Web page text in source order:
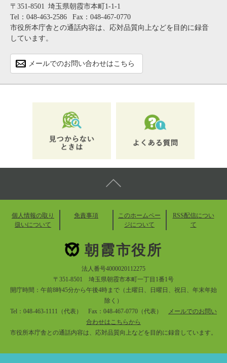
〒351-8501 埼玉県朝霞市本町1-1-1
Tel：048-463-2586
Fax：048-467-0770
市役所本庁舎との通話内容は、応対品質向上などを目的に録音
しています。
メールでのお問い合わせはこちら
個人情報の取り
扱いについて
免責事項
このホームペー
ジについて
RSS配信につい
て
朝霞市役所
法人番号4000020112275
〒351-8501 埼玉県朝霞市本町一丁目1番1号
開庁時間：午前8時45分から午後4時まで（土曜日、日曜日、祝日、年末年始
除く）
Tel：048-463-1111（代表） Fax：048-467-0770（代表）
メールでのお問い
合わせはこちらから
市役所本庁舎との通話内容は、応対品質向上などを目的に録音しています。